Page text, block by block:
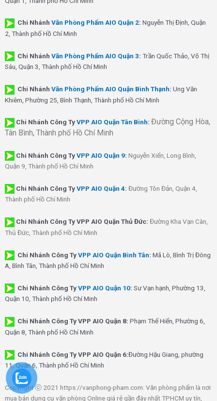
Chi Nhánh Văn Phòng Phẩm AIO Quận 2: Nguyễn Thị Định, Quận
2, Thành phố Hồ Chí Minh
Chi Nhánh Văn Phòng Phẩm AIO Quận 3: Trần Quốc Thảo, Võ Thị
Sáu, Quận 3, Thành phố Hồ Chí Minh
Chi Nhánh Văn Phòng Phẩm AIO Quận Bình Thạnh: Ung Văn
Khiêm, Phường 25, Bình Thạnh, Thành phố Hồ Chí Minh
Chi Nhánh Công TyVPP AIO Quận Tân Bình: Đường Cộng Hòa,
Tân Bình, Thành phố Hồ Chí Minh
Chi Nhánh Công TyVPP AIO Quận 9: Nguyễn Xiển, Long Bình,
Quận 9, Thành phố Hồ Chí Minh
Chi Nhánh Công TyVPP AIO Quận 4: Đường Tôn Đản, Quận 4,
Thành phố Hồ Chí Minh
Chi Nhánh Công Ty VPP AIO Quận Thủ Đức: Đường Kha Vạn Cân,
Thủ Đức, Thành phố Hồ Chí Minh
Chi Nhánh Công TyVPP AIO Quận Bình Tân: Mã Lò, Bình Trị Đông
A, Bình Tân, Thành phố Hồ Chí Minh
Chi Nhánh Công TyVPP AIO Quận 10: Sư Vạn hạnh, Phường 13,
Quận 10, Thành phố Hồ Chí Minh
Chi Nhánh Công Ty VPP AIO Quận 8: Phạm Thế Hiển, Phường 6,
Quận 8, Thành phố Hồ Chí Minh
Chi Nhánh Công Ty VPP AIO Quận 6:Đường Hậu Giang, phường
11, Quận 6, Thành phố Hồ Chí Minh
Copyright ⓒ 2021 https://vanphong-pham.com: Văn phòng phẩm là nơi
mua bán dụng cụ văn phòng Online giá rẻ gần đây nhất TPHCM uy tín,